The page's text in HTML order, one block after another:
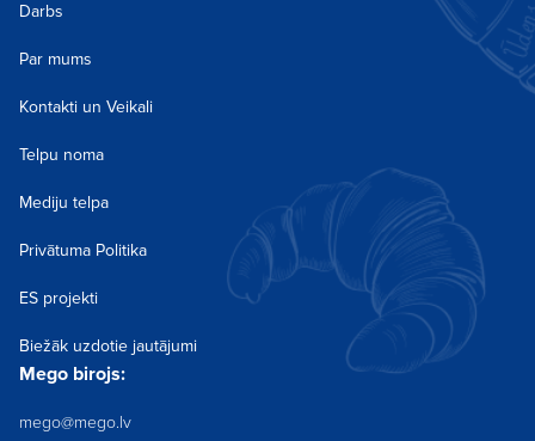
Darbs
Par mums
Kontakti un Veikali
Telpu noma
Mediju telpa
Privātuma Politika
ES projekti
Biežāk uzdotie jautājumi
Mego birojs:
mego@mego.lv